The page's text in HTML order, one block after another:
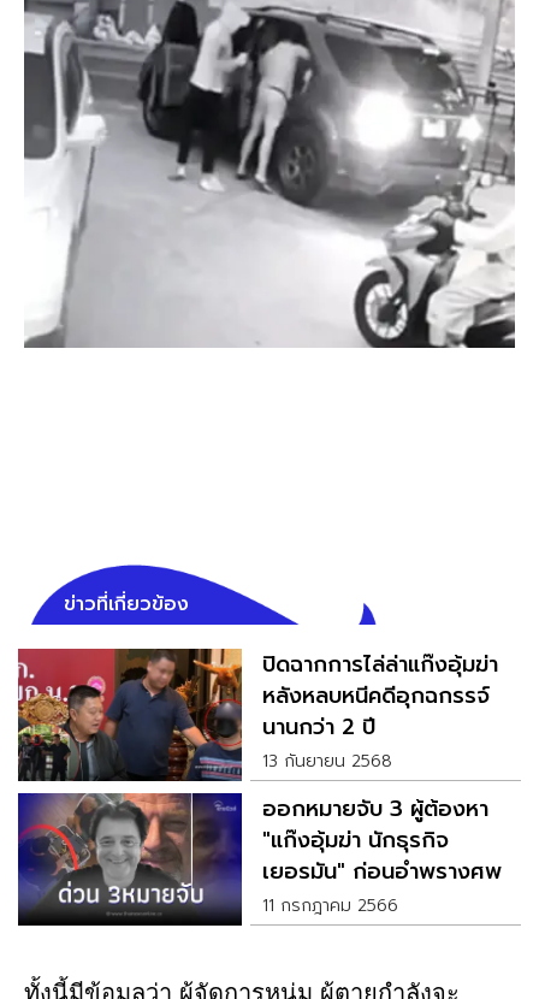
ข่าวที่เกี่ยวข้อง
ปิดฉากการไล่ล่าแก๊งอุ้มฆ่า
หลังหลบหนีคดีอุกฉกรรจ์
นานกว่า 2 ปี
13 กันยายน 2568
ออกหมายจับ​ 3 ผู้ต้องหา
"แก๊งอุ้มฆ่า นักธุรกิจ
เยอรมัน" ก่อนอำพรางศพ
11 กรกฎาคม 2566
ทั้งนี้มีข้อมูลว่า ผู้จัดการหนุ่ม ผู้ตายกำลังจะ